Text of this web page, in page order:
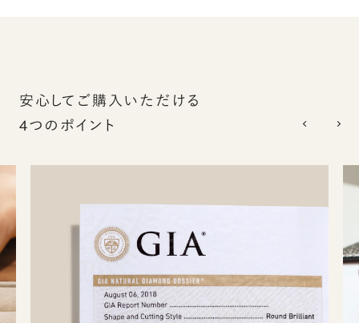
安心してご購入いただける
4つのポイント